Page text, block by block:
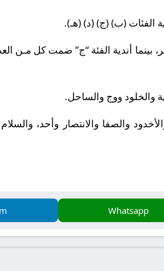
الفئات (ب) (ج) (د) (هـ).
أندية الفئة “ج” ضمت كل مـن
والخلود ووج والساحل.
والصفا والانتصار وأحد،
Whatsapp